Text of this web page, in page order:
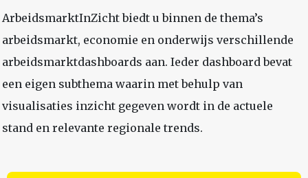
ArbeidsmarktInZicht biedt u binnen de thema’s
arbeidsmarkt, economie en onderwijs verschillende
arbeidsmarktdashboards aan. Ieder dashboard bevat
een eigen subthema waarin met behulp van
visualisaties inzicht gegeven wordt in de actuele
stand en relevante regionale trends.